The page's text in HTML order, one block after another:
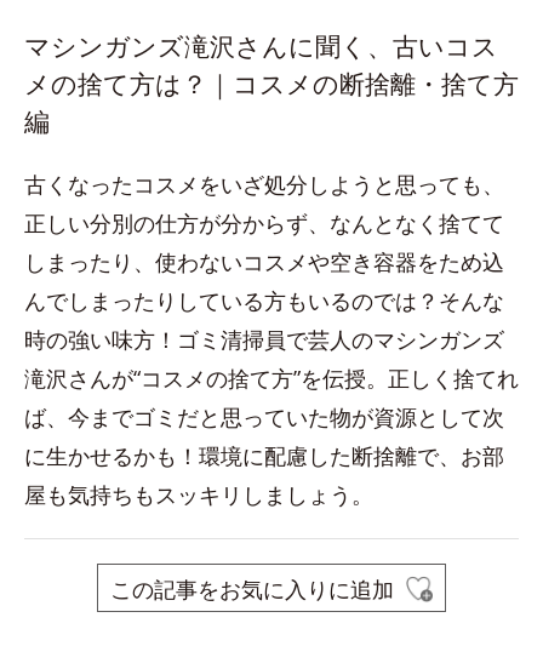
マシンガンズ滝沢さんに聞く、古いコス
メの捨て方は？｜コスメの断捨離・捨て方
編
古くなったコスメをいざ処分しようと思っても、
正しい分別の仕方が分からず、なんとなく捨てて
しまったり、使わないコスメや空き容器をため込
んでしまったりしている方もいるのでは？そんな
時の強い味方！ゴミ清掃員で芸人のマシンガンズ
滝沢さんが“コスメの捨て方”を伝授。正しく捨てれ
ば、今までゴミだと思っていた物が資源として次
に生かせるかも！環境に配慮した断捨離で、お部
屋も気持ちもスッキリしましょう。
この記事をお気に入りに追加